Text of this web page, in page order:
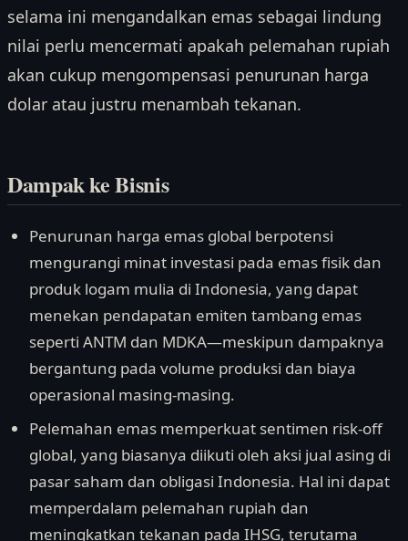
selama ini mengandalkan emas sebagai lindung
nilai perlu mencermati apakah pelemahan rupiah
akan cukup mengompensasi penurunan harga
dolar atau justru menambah tekanan.
Dampak ke Bisnis
Penurunan harga emas global berpotensi
mengurangi minat investasi pada emas fisik dan
produk logam mulia di Indonesia, yang dapat
menekan pendapatan emiten tambang emas
seperti ANTM dan MDKA—meskipun dampaknya
bergantung pada volume produksi dan biaya
operasional masing-masing.
Pelemahan emas memperkuat sentimen risk-off
global, yang biasanya diikuti oleh aksi jual asing di
pasar saham dan obligasi Indonesia. Hal ini dapat
memperdalam pelemahan rupiah dan
meningkatkan tekanan pada IHSG, terutama